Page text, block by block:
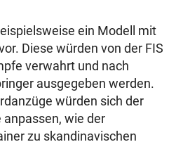
ein Modell mit
Diese würden von der FIS
verwahrt und nach
ausgegeben werden.
würden sich der
wie der
zu skandinavischen